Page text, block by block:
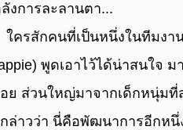
งการละลานตา...
พูดเอาไว้ได้น่าสนใจ
ย ส่วนใหญ่มาจากเด็กหนุ่มที่
ล่าวว่า นี่คือพัฒนาการอีกหนึ่